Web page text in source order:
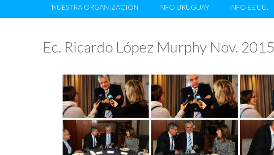
NUESTRA ORGANIZACIÓN INFO URUGUAY INFO EE.UU.
Ec. Ricardo López Murphy Nov. 2015